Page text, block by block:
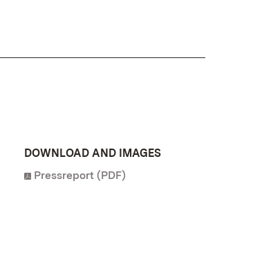
DOWNLOAD AND IMAGES
Pressreport (PDF)